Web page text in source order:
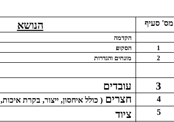
מס' סעיף הנושא
הקדמה
1
הסקופ
2
מונחים והגדרות
3 עובדים
4 חצרים ( כולל איחסון, ייצור, בקרת
5
ציוד